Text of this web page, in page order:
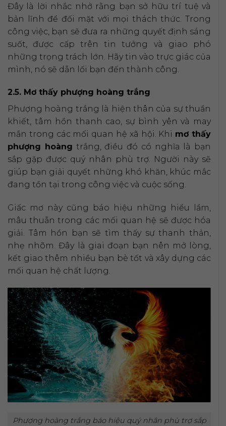
Đây là lời nhắc nhở rằng bạn sở hữu trí tuệ và
bản lĩnh để đối mặt với mọi thách thức. Trong
công việc, bạn sẽ đưa ra những quyết định sáng
suốt, được cấp trên tin tưởng và giao phó
những trọng trách lớn. Hãy tin vào trực giác của
mình, nó sẽ dẫn lối bạn đến thành công.
2.5. Mơ thấy phượng hoàng trắng
Phượng hoàng trắng là hiện thân của sự thuần
khiết, tâm hồn thanh cao, sự bình yên và may
mắn trong các mối quan hệ xã hội. Khi mơ thấy
phượng hoàng trắng, điều đó có nghĩa là bạn
sắp gặp được quý nhân phù trợ. Người này sẽ
giúp bạn giải quyết những khó khăn, khúc mắc
đang tồn tại trong công việc và cuộc sống.
Giấc mơ này cũng báo hiệu những hiểu lầm,
mâu thuẫn trong các mối quan hệ sẽ được hóa
giải. Tâm hồn bạn sẽ tìm thấy sự thanh thản,
nhẹ nhõm. Đây là giai đoạn bạn nên mở lòng,
kết giao thêm nhiều bạn bè tốt và xây dựng các
mối quan hệ chất lượng.
Phượng hoàng trắng báo hiệu quý nhân phù trợ sắp